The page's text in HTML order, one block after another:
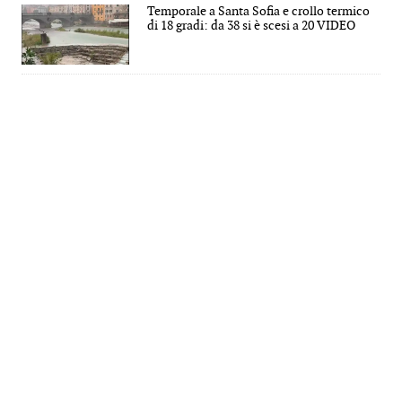
Temporale a Santa Sofia e crollo termico
di 18 gradi: da 38 si è scesi a 20 VIDEO